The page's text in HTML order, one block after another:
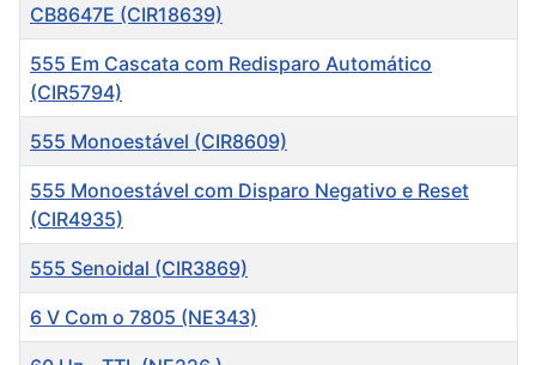
CB8647E (CIR18639)
555 Em Cascata com Redisparo Automático
(CIR5794)
555 Monoestável (CIR8609)
555 Monoestável com Disparo Negativo e Reset
(CIR4935)
555 Senoidal (CIR3869)
6 V Com o 7805 (NE343)